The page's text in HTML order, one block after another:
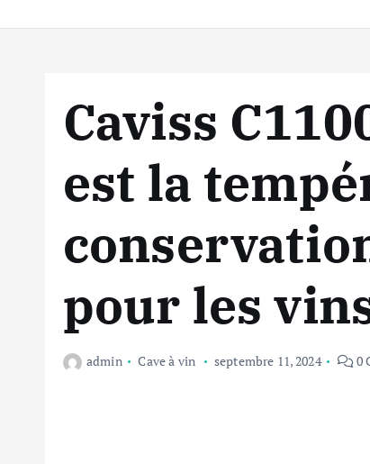
Caviss
est la
pour les
admin Cave à vin septembre 11, 2024 0